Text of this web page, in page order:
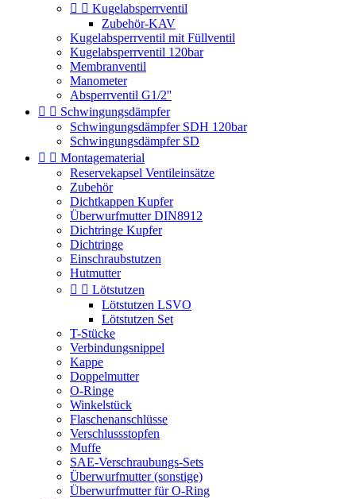
  Kugelabsperrventil
Zubehör-KAV
Kugelabsperrventil mit Füllventil
Kugelabsperrventil 120bar
Membranventil
Manometer
Absperrventil G1/2''
  Schwingungsdämpfer
Schwingungsdämpfer SDH 120bar
Schwingungsdämpfer SD
  Montagematerial
Reservekapsel Ventileinsätze
Zubehör
Dichtkappen Kupfer
Überwurfmutter DIN8912
Dichtringe Kupfer
Dichtringe
Einschraubstutzen
Hutmutter
  Lötstutzen
Lötstutzen LSVO
Lötstutzen Set
T-Stücke
Verbindungsnippel
Kappe
Doppelmutter
O-Ringe
Winkelstück
Flaschenanschlüsse
Verschlussstopfen
Muffe
SAE-Verschraubungs-Sets
Überwurfmutter (sonstige)
Überwurfmutter für O-Ring